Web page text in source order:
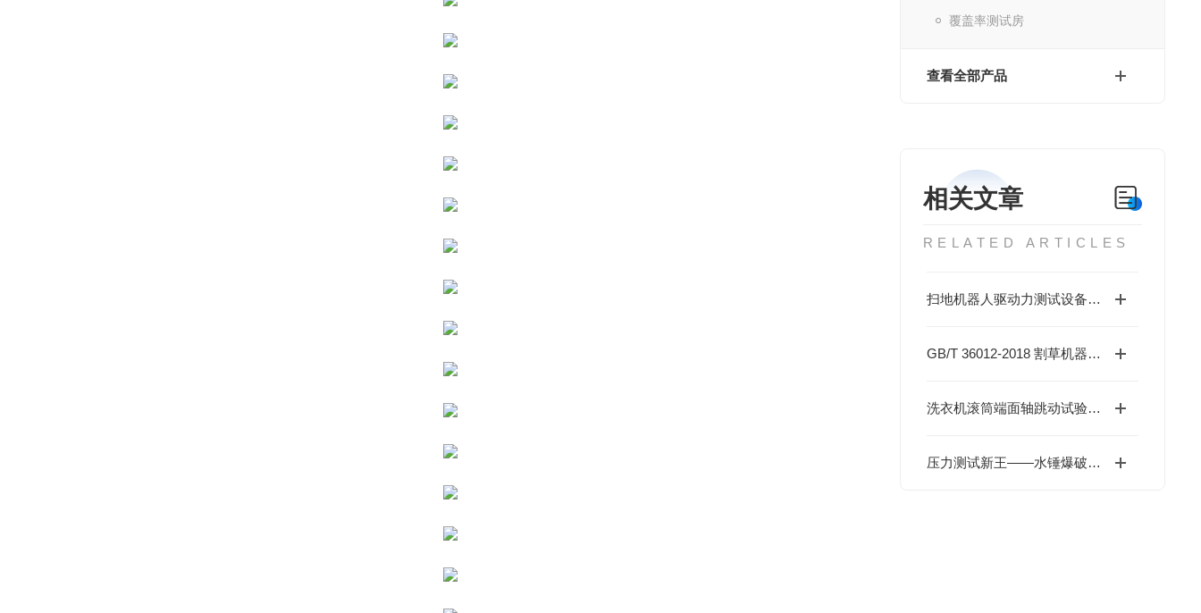
覆盖率测试房
查看全部产品
相关文章
RELATED ARTICLES
扫地机器人驱动力测试设备 IEC 60335行业标准
GB/T 36012-2018 割草机器人性能规范及其试验方法 EN 50636-2-107 CE-EMC
洗衣机滚筒端面轴跳动试验机GB 4706.24
压力测试新王——水锤爆破试验机的隐藏功能大公开！